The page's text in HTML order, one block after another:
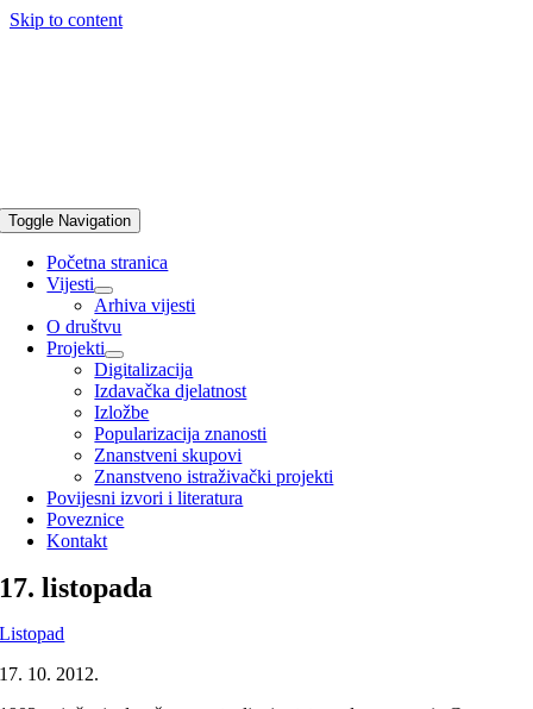
Skip to content
Toggle Navigation
Početna stranica
Vijesti
Arhiva vijesti
O društvu
Projekti
Digitalizacija
Izdavačka djelatnost
Izložbe
Popularizacija znanosti
Znanstveni skupovi
Znanstveno istraživački projekti
Povijesni izvori i literatura
Poveznice
Kontakt
17. listopada
Listopad
17. 10. 2012.